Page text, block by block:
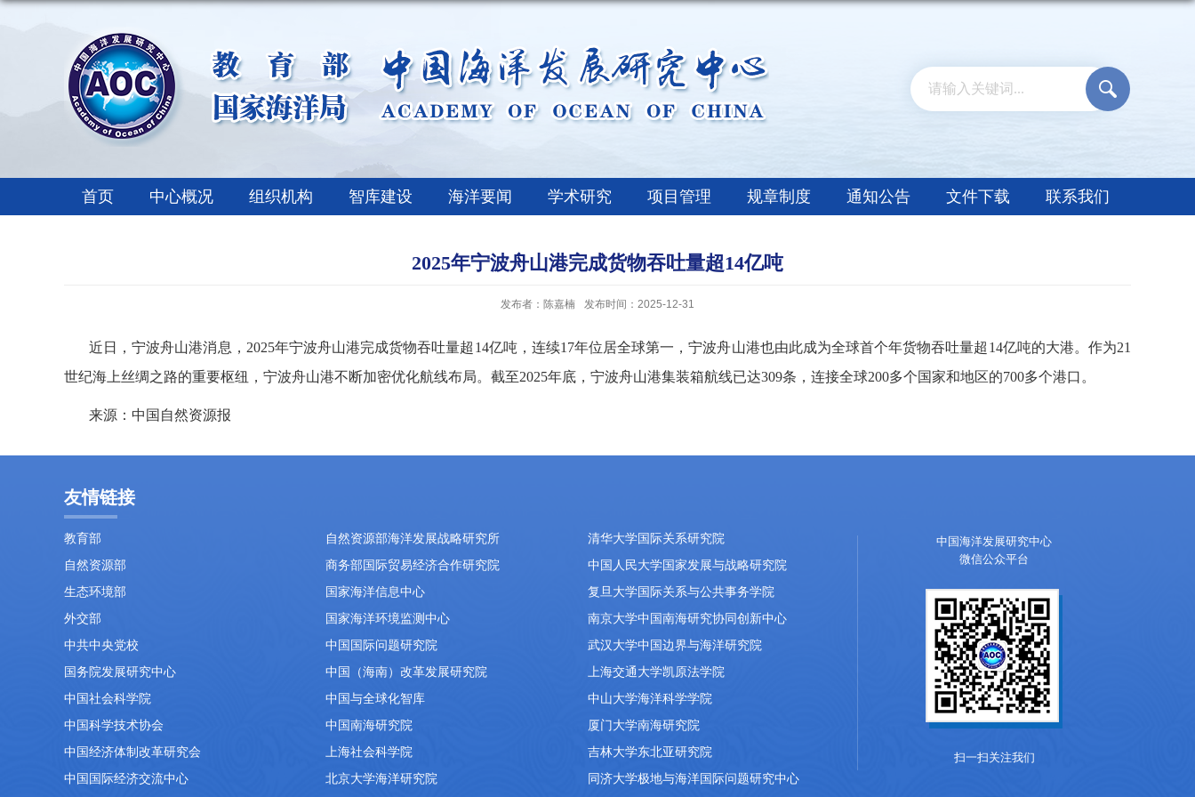
首页 中心概况 组织机构 智库建设 海洋要闻 学术研究 项目管理 规章制度 通知公告 文件下载 联系我们
2025年宁波舟山港完成货物吞吐量超14亿吨
发布者：陈嘉楠 发布时间：2025-12-31
近日 ，宁波舟山港消息，2025年宁波舟山港完成货物吞吐量超 14亿吨，连续17年位居全球第一，宁波舟山港也由此成为全球首个年货物吞吐量超 14亿吨的大港。作为21
世纪海上丝绸之路的重要枢纽，宁波舟山港不断加密优化航线布局。截至2025年底，宁波舟山港集装箱航线已达309条，连接全球200多个国家和地区的700多个港口。
来源： 中国 自然资源报
友情链接
教育部 自然资源部海洋发展战略研究所
清华大学国际关系研究院
自然资源部
商务部国际贸易经济合作研究院
中国人民大学国家发展与战略研究院
生态环境部
国家海洋信息中心
复旦大学国际关系与公共事务学院
外交部
国家海洋环境监测中心
南京大学中国南海研究协同创新中心
中共中央党校
中国国际问题研究院
武汉大学中国边界与海洋研究院
国务院发展研究中心
中国（海南）改革发展研究院
上海交通大学凯原法学院
中国社会科学院
中国与全球化智库
中山大学海洋科学学院
中国科学技术协会
中国南海研究院
厦门大学南海研究院
中国经济体制改革研究会
上海社会科学院
吉林大学东北亚研究院
中国国际经济交流中心
北京大学海洋研究院 同济大学极地与海洋国际问题研究中心
中国海洋发展研究中心
微信公众平台
扫一扫关注我们